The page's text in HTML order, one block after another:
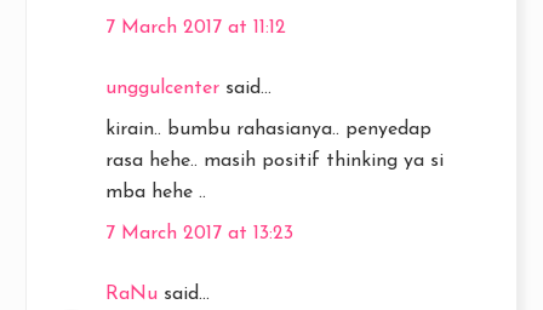
7 March 2017 at 11:12
unggulcenter said...
kirain.. bumbu rahasianya.. penyedap
rasa hehe.. masih positif thinking ya si
mba hehe ..
7 March 2017 at 13:23
RaNu said...